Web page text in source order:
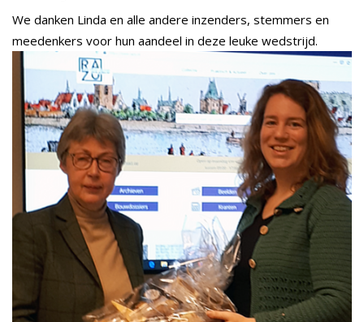
We danken Linda en alle andere inzenders, stemmers en
meedenkers voor hun aandeel in deze leuke wedstrijd.